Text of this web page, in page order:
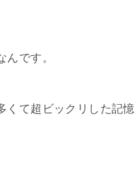
です。
くて超ビックリした記憶